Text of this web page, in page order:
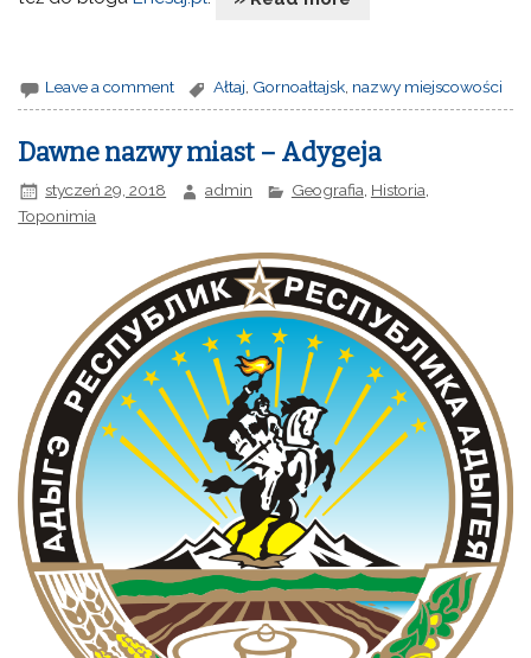
Leave a comment Ałtaj Gornoałtajsk nazwy miejscowości
Dawne nazwy miast – Adygeja
styczeń 29, 2018 admin Geografia Historia
Toponimia